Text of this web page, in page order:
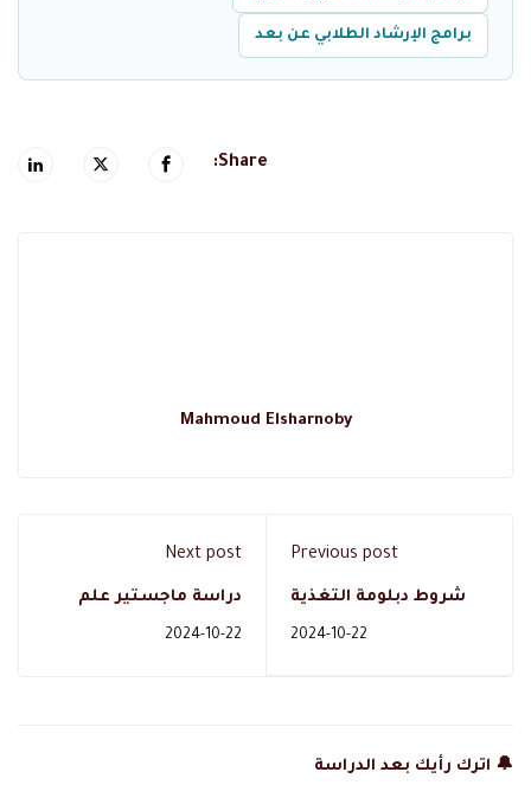
برامج الإرشاد الطلابي عن بعد
Share:
Mahmoud Elsharnoby
Previous post
شروط دبلومة التغذية
2024-10-22
Next post
دراسة ماجستير علم
2024-10-22
🔔 اترك رأيك بعد الدراسة